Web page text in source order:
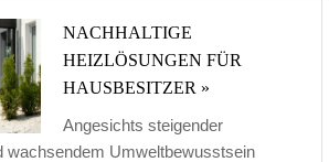
NACHHALTIGE
HEIZLÖSUNGEN FÜR
HAUSBESITZER »
Angesichts steigender
wachsendem Umweltbewusstsein